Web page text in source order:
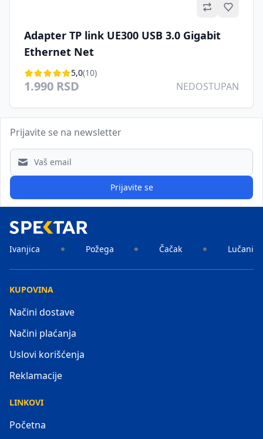
Adapter TP link UE300 USB 3.0 Gigabit
Ethernet Net
5,0(10)
1.990 RSD NEDOSTUPAN
Prijavite se na newsletter
Email address
Prijavite se
Ivanjica Požega Čačak Lučani
KUPOVINA
Načini dostave
Načini plaćanja
Uslovi korišćenja
Reklamacije
LINKOVI
Početna